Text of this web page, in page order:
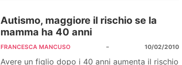
Autismo, maggiore il rischio se la
mamma ha 40 anni
FRANCESCA MANCUSO - 10/02/2010
Avere un figlio dopo i 40 anni aumenta il rischio